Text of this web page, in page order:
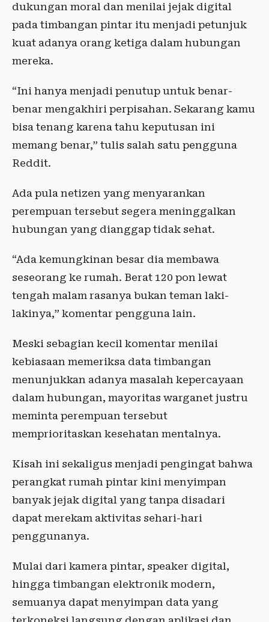
dukungan moral dan menilai jejak digital
pada timbangan pintar itu menjadi petunjuk
kuat adanya orang ketiga dalam hubungan
mereka.
“Ini hanya menjadi penutup untuk benar-
benar mengakhiri perpisahan. Sekarang kamu
bisa tenang karena tahu keputusan ini
memang benar,” tulis salah satu pengguna
Reddit.
Ada pula netizen yang menyarankan
perempuan tersebut segera meninggalkan
hubungan yang dianggap tidak sehat.
“Ada kemungkinan besar dia membawa
seseorang ke rumah. Berat 120 pon lewat
tengah malam rasanya bukan teman laki-
lakinya,” komentar pengguna lain.
Meski sebagian kecil komentar menilai
kebiasaan memeriksa data timbangan
menunjukkan adanya masalah kepercayaan
dalam hubungan, mayoritas warganet justru
meminta perempuan tersebut
memprioritaskan kesehatan mentalnya.
Kisah ini sekaligus menjadi pengingat bahwa
perangkat rumah pintar kini menyimpan
banyak jejak digital yang tanpa disadari
dapat merekam aktivitas sehari-hari
penggunanya.
Mulai dari kamera pintar, speaker digital,
hingga timbangan elektronik modern,
semuanya dapat menyimpan data yang